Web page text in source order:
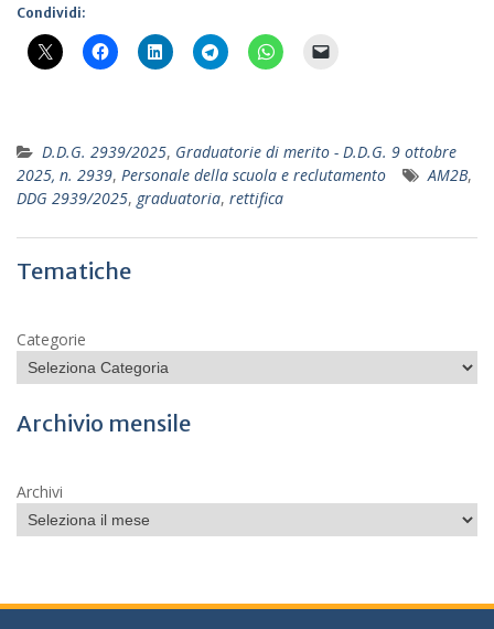
Condividi:
D.D.G. 2939/2025, Graduatorie di merito - D.D.G. 9 ottobre
2025, n. 2939, Personale della scuola e reclutamento AM2B,
DDG 2939/2025, graduatoria, rettifica
Tematiche
Categorie
Archivio mensile
Archivi